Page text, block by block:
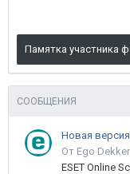
Памятка участника
СООБЩЕНИЯ
От Ego Dekker
ESET Online